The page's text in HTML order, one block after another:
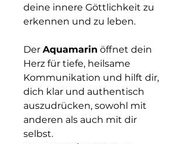
deine innere Göttlichkeit zu
erkennen und zu leben.
Der Aquamarin öffnet dein
Herz für tiefe, heilsame
Kommunikation und hilft dir,
dich klar und authentisch
auszudrücken, sowohl mit
anderen als auch mit dir
selbst.